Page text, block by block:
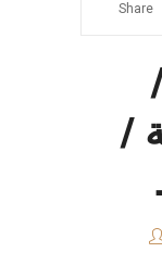
Share
/